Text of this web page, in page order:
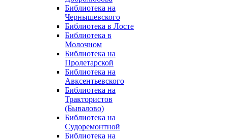
Библиотека на
Чернышевского
Библиотека в Лосте
Библиотека в
Молочном
Библиотека на
Пролетарской
Библиотека на
Авксентьевского
Библиотека на
Трактористов
(Бывалово)
Библиотека на
Судоремонтной
Библиотека на